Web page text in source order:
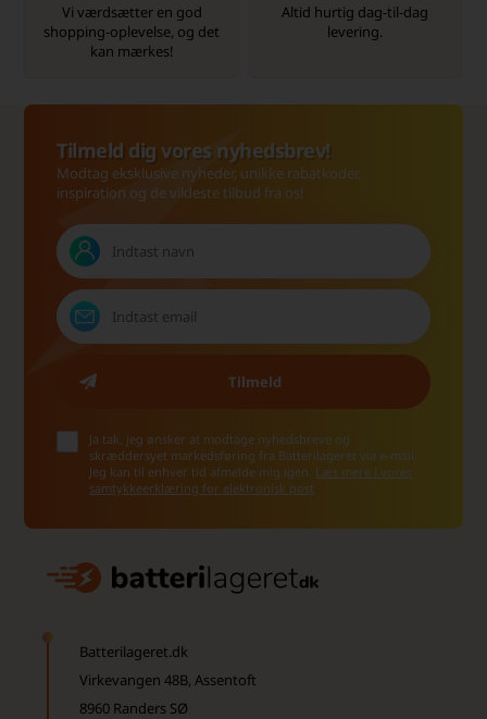
Vi værdsætter en god
shopping-oplevelse, og det
kan mærkes!
Altid hurtig dag-til-dag
levering.
Tilmeld dig vores nyhedsbrev!
Modtag eksklusive nyheder, unikke rabatkoder,
inspiration og de vildeste tilbud fra os!
Ja tak, jeg ønsker at modtage nyhedsbreve og
skræddersyet markedsføring fra Batterilageret via e-mail.
Jeg kan til enhver tid afmelde mig igen. Læs mere i vores
samtykkeerklæring for elektronisk post
Batterilageret.dk
Virkevangen 48B, Assentoft
8960 Randers SØ